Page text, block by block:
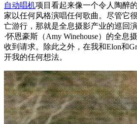
自动唱机项目看起来像一个令人陶醉
家以任何风格演唱任何歌曲。尽管它
亡游行，那就是全息摄影产业的巡回
·怀恩豪斯（Amy Winehouse）的全息
收到请求。除此之外，在我和Elon和
开我的任何想法。